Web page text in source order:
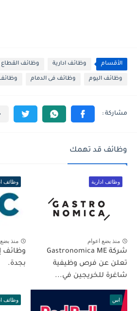
الأقسام وظائف ادارية وظائف
وظائف اليوم وظائف فى الدمام
وظائف قد تهمك
وظائف ادارية
منذ بضع اعوام
شركة Gastronomica ME
تعلن عن فرص وظيفية
شاغرة للخريجين في...
وظائف
منذ
بجدة.
اس وظائف